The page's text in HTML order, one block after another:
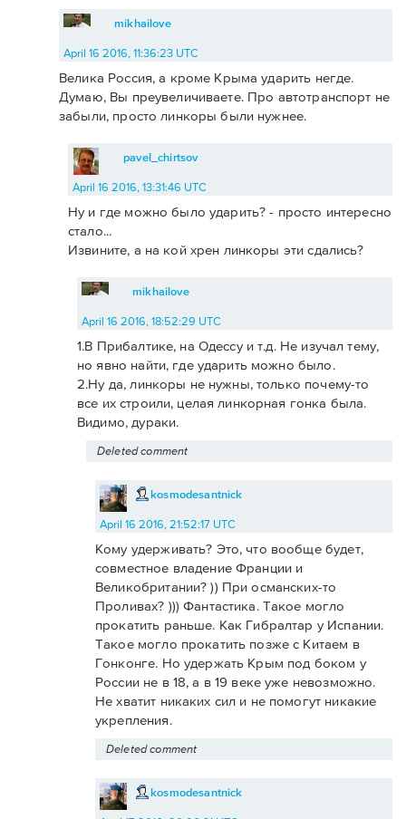
mikhailove
April 16 2016, 11:36:23 UTC
Велика Россия, а кроме Крыма ударить негде.
Думаю, Вы преувеличиваете. Про автотранспорт не
забыли, просто линкоры были нужнее.
pavel_chirtsov
April 16 2016, 13:31:46 UTC
Ну и где можно было ударить? - просто интересно
стало...
Извините, а на кой хрен линкоры эти сдались?
mikhailove
April 16 2016, 18:52:29 UTC
1.В Прибалтике, на Одессу и т.д. Не изучал тему,
но явно найти, где ударить можно было.
2.Ну да, линкоры не нужны, только почему-то
все их строили, целая линкорная гонка была.
Видимо, дураки.
Deleted comment
kosmodesantnick
April 16 2016, 21:52:17 UTC
Кому удерживать? Это, что вообще будет,
совместное владение Франции и
Великобритании? )) При османских-то
Проливах? ))) Фантастика. Такое могло
прокатить раньше. Как Гибралтар у Испании.
Такое могло прокатить позже с Китаем в
Гонконге. Но удержать Крым под боком у
России не в 18, а в 19 веке уже невозможно.
Не хватит никаких сил и не помогут никакие
укрепления.
Deleted comment
kosmodesantnick